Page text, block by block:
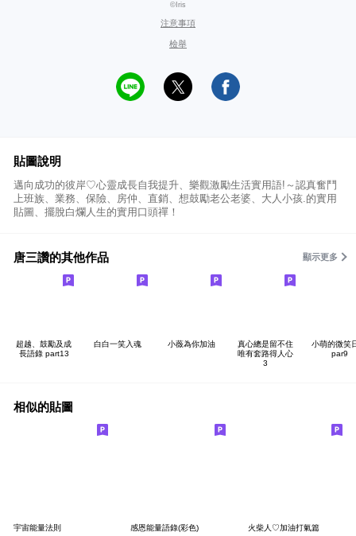
©Iris
注意事項
檢舉
貼圖說明
邁向成功的彼岸♡心靈成長自我提升、樂觀激勵生活實用語!～認真奮鬥
上班族、業務、保險、房仲、直銷、想鼓勵老公老婆、大人小孩.的實用
貼圖、擺脫白爛人生的實用口頭禪！
唐三讚的其他作品 顯示更多
超越、鼓勵及成
長語錄 part13
白白一笑入魂 小薇為你加油
真心總是留不住
唯有套路得人心
3
小萌的微笑
par9
相似的貼圖
宇宙能量法則 感恩能量語錄(彩色) 火柴人♡加油打氣篇